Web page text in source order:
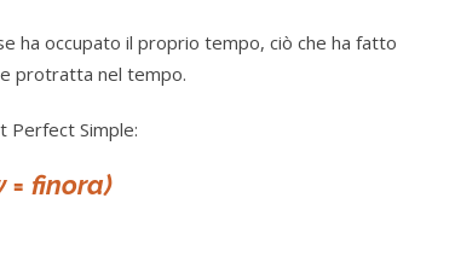
ha occupato il proprio tempo, ciò che ha fatto
protratta nel tempo.
Perfect Simple:
= finora)